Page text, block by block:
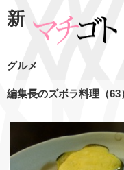
新
グルメ
編集長のズボラ料理（